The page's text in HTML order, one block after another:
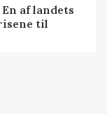
af landets
til